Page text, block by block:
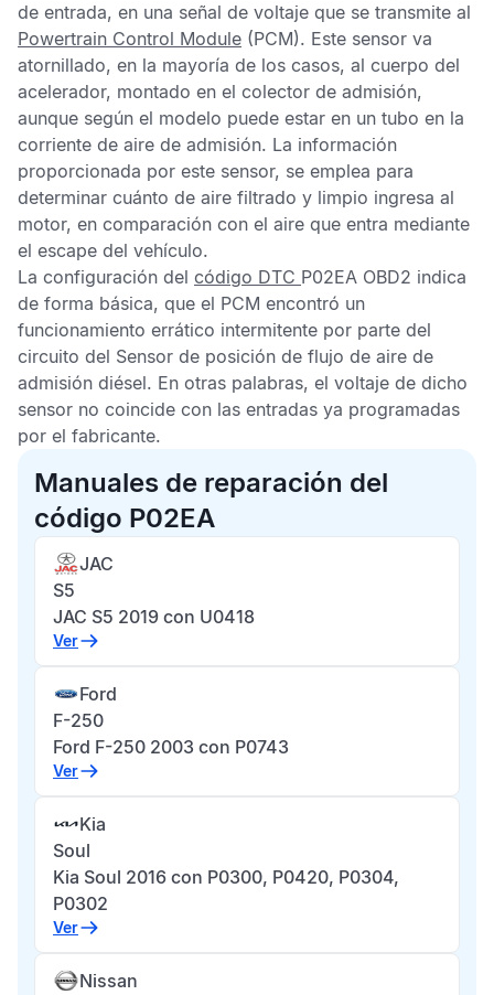
de entrada, en una señal de voltaje que se transmite al
Powertrain Control Module (PCM). Este sensor va
atornillado, en la mayoría de los casos, al cuerpo del
acelerador, montado en el colector de admisión,
aunque según el modelo puede estar en un tubo en la
corriente de aire de admisión. La información
proporcionada por este sensor, se emplea para
determinar cuánto de aire filtrado y limpio ingresa al
motor, en comparación con el aire que entra mediante
el escape del vehículo.
La configuración del código DTC P02EA OBD2 indica
de forma básica, que el PCM encontró un
funcionamiento errático intermitente por parte del
circuito del Sensor de posición de flujo de aire de
admisión diésel. En otras palabras, el voltaje de dicho
sensor no coincide con las entradas ya programadas
por el fabricante.
Manuales de reparación del
código P02EA
JAC
S5
JAC S5 2019 con U0418
Ver
Ford
F-250
Ford F-250 2003 con P0743
Ver
Kia
Soul
Kia Soul 2016 con P0300, P0420, P0304,
P0302
Ver
Nissan